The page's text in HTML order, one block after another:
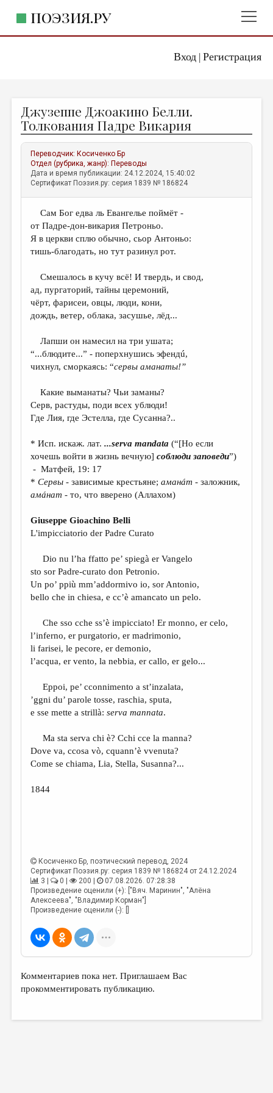
Вход| Регистрация
ПОЭЗИЯ.РУ
ЖАНРЫ
АВТОРЫ
КОММЕНТАРИИ
ЛИТСАЛОН
ПРАВИЛА САЙТА
ОТДЕЛЫ И РУБРИКИ
ДАЙДЖЕСТ
ПРОИЗВЕДЕНИЯ
КОНКУРСЫ
КНИЖНАЯ ПОЛКА
ОБЗОР ЛИТЕРАТУРЫ
СТРАНИЦЫ ПАМЯТИ
ОБЪЯВЛЕНИЯ
КОЛОНКА РЕДАКТОРА
ОТ РЕДАКЦИИ
ЭССЕИСТИКА
ЛИТЕРАТУРОВЕДЕНИЕ
ПУБЛИЦИСТИКА
РЕЦЕНЗИРОВАНИЕ
ТРЕДИАКОВСКИЙ
ВКОНТАКТЕ
Джузеппе Джоакино Белли.
Толкования Падре Викария
Переводчик: Косиченко Бр
Отдел (рубрика, жанр): Переводы
Дата и время публикации: 24.12.2024, 15:40:02
Сертификат Поэзия.ру: серия 1839 № 186824
Сам Бог едва ль Евангелье поймёт -
от Падре-дон-викария Петроньо.
Я в церкви сплю обычно, сьор Антоньо:
тишь-благодать, но тут разинул рот.
Смешалось в кучу всё! И твердь, и свод,
ад, пургаторий, тайны церемоний,
чёрт, фарисеи, овцы, люди, кони,
дождь, ветер, облака, засушье, лёд...
Лапши он намесил на три ушата;
“...блюдите...” - поперхнушись эфендú,
чихнул, сморкаясь: “сервы аманаты!”
Какие выманаты? Чьи заманы?
Cерв, растуды, поди всех ублюди!
Где Лия, где Эстелла, где Сусанна?..
* Исп. искаж. лат....serva mandata (“[Но если
хочешь войти в жизнь вечную]соблюди заповеди”)
- Матфей, 19: 17
*Сервы - зависимые крестьяне;аманáт - заложник,
амáнат - то, что вверено (Аллахом)
Giuseppe Gioachino Belli
L'impicciatorio der Padre Curato
Dio nu l’ha ffatto pe’ spiegà er Vangelo
sto sor Padre-curato don Petronio.
Un po’ ppiù mm’addormivo io, sor Antonio,
bello che in chiesa, e cc’è amancato un pelo.
Che sso cche ss’è impicciato! Er monno, er celo,
l’inferno, er purgatorio, er madrimonio,
li farisei, le pecore, er demonio,
l’acqua, er vento, la nebbia, er callo, er gelo...
Eppoi, pe’ cconnimento a st’inzalata,
’ggni du’ parole tosse, raschia, sputa,
e sse mette a strillà:serva mannata.
Ma sta serva chi è? Cchi cce la manna?
Dove va, ccosa vò, cquann’è vvenuta?
Come se chiama, Lia, Stella, Susanna?...
1844
Косиченко Бр, поэтический перевод, 2024
Сертификат Поэзия.ру: серия 1839 № 186824 от 24.12.2024
3 |
0 | 200 |
07.08.2026. 07:28:38
Произведение оценили (+): ["Вяч. Маринин", "Алёна
Алексеева", "Владимир Корман"]
Произведение оценили (-): []
Комментариев пока нет. Приглашаем Вас
прокомментировать публикацию.